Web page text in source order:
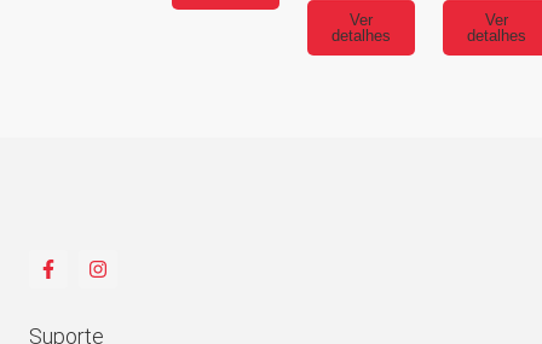
Ver
detalhes
Ver
detalhes
Suporte